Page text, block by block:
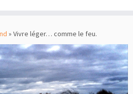
» Vivre léger… comme le feu.